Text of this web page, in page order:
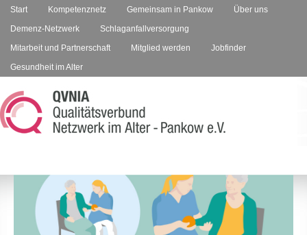
Start Kompetenznetz Gemeinsam in Pankow
Über uns
Demenz-Netzwerk
Schlaganfallversorgung
Mitarbeit und Partnerschaft
Mitglied werden
Jobfinder
Gesundheit im Alter